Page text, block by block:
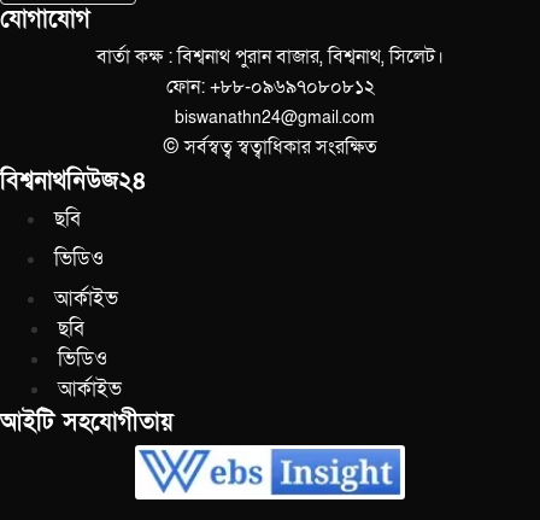
যোগাযোগ
বার্তা কক্ষ : বিশ্বনাথ পুরান বাজার, বিশ্বনাথ, সিলেট।
ফোন: +৮৮-০৯৬৯৭০৮০৮১২
biswanathn24@gmail.com
© সর্বস্বত্ব স্বত্বাধিকার সংরক্ষিত
বিশ্বনাথনিউজ২৪
ছবি
ভিডিও
আর্কাইভ
ছবি
ভিডিও
আর্কাইভ
আইটি সহযোগীতায়